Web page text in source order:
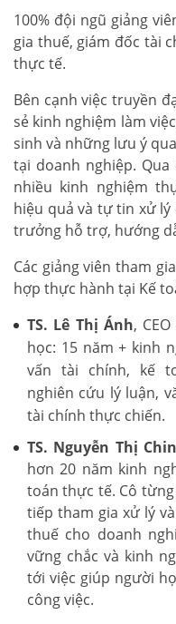
100% đội ngũ giảng
gia thuế, giám đốc tài
thực tế.
Bên cạnh việc truyền
sẻ kinh nghiệm làm
sinh và những lưu ý
tại doanh nghiệp.
nhiều kinh nghiệm
hiệu quả và tự tin xử lý
trưởng hỗ trợ, hướng
Các giảng viên tham
hợp thực hành tại Kế
TS. Lê Thị Ánh,
học: 15 năm + kinh
vấn tài chính, kế
nghiên cứu lý luận,
tài chính thực chiến.
TS. Nguyễn Thị
hơn 20 năm kinh
toán thực tế. Cô
tiếp tham gia xử lý
thuế cho doanh
vững chắc và kinh
tới việc giúp người
công việc.